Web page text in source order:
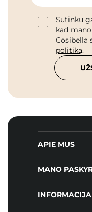
Sutinku
kad
Cosibella
politiką.
APIE MUS
MANO
INFORMACIJA